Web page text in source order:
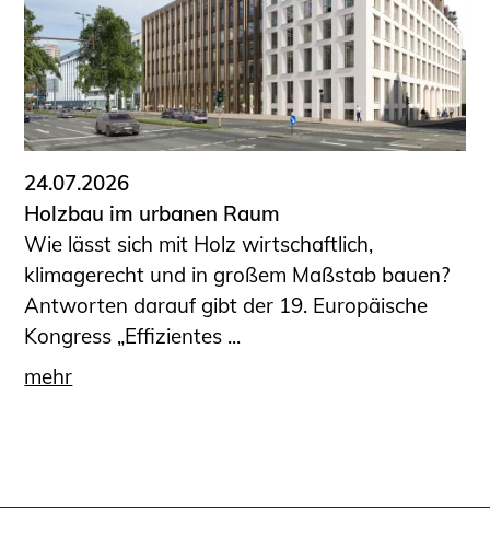
24.07.2026
Holzbau im urbanen Raum
Wie lässt sich mit Holz wirtschaftlich,
klimagerecht und in großem Maßstab bauen?
Antworten darauf gibt der 19. Europäische
Kongress „Effizientes ...
mehr